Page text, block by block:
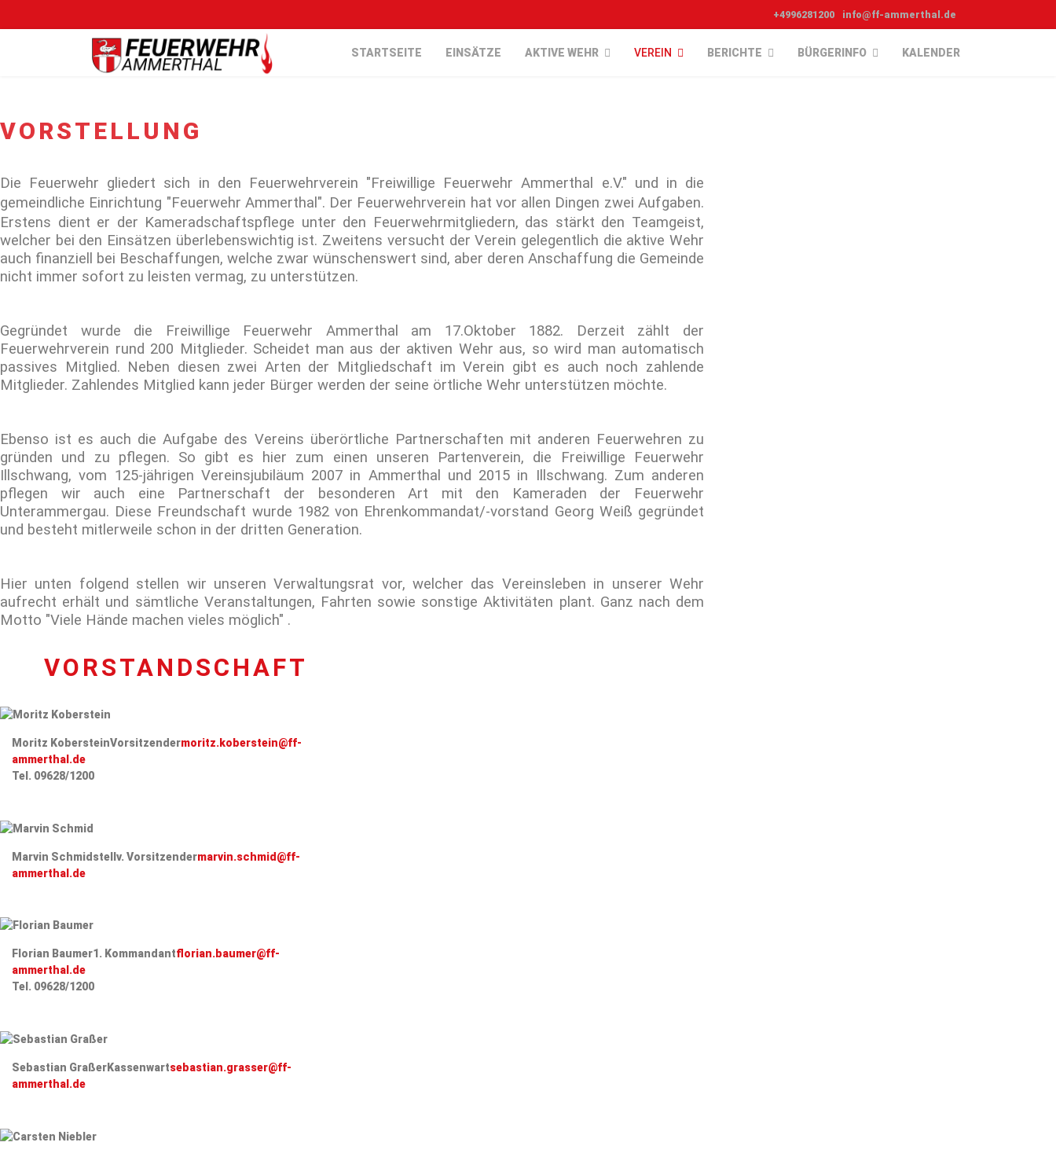
+4996281200 info@ff-ammerthal.de
STARTSEITE EINSÄTZE AKTIVE WEHR VEREIN BERICHTE BÜRGERINFO KALENDER
VORSTELLUNG
Die Feuerwehr gliedert sich in den Feuerwehrverein "Freiwillige Feuerwehr Ammerthal e.V." und in die
gemeindliche Einrichtung "Feuerwehr Ammerthal". Der Feuerwehrverein hat vor allen Dingen zwei Aufgaben.
Erstens dient er der Kameradschaftspflege unter den Feuerwehrmitgliedern, das stärkt den Teamgeist,
welcher bei den Einsätzen überlebenswichtig ist. Zweitens versucht der Verein gelegentlich die aktive Wehr
auch finanziell bei Beschaffungen, welche zwar wünschenswert sind, aber deren Anschaffung die Gemeinde
nicht immer sofort zu leisten vermag, zu unterstützen.
Gegründet wurde die Freiwillige Feuerwehr Ammerthal am 17.Oktober 1882. Derzeit zählt der
Feuerwehrverein rund 200 Mitglieder. Scheidet man aus der aktiven Wehr aus, so wird man automatisch
passives Mitglied. Neben diesen zwei Arten der Mitgliedschaft im Verein gibt es auch noch zahlende
Mitglieder. Zahlendes Mitglied kann jeder Bürger werden der seine örtliche Wehr unterstützen möchte.
Ebenso ist es auch die Aufgabe des Vereins überörtliche Partnerschaften mit anderen Feuerwehren zu
gründen und zu pflegen. So gibt es hier zum einen unseren Partenverein, die Freiwillige Feuerwehr
Illschwang, vom 125-jährigen Vereinsjubiläum 2007 in Ammerthal und 2015 in Illschwang. Zum anderen
pflegen wir auch eine Partnerschaft der besonderen Art mit den Kameraden der Feuerwehr
Unterammergau. Diese Freundschaft wurde 1982 von Ehrenkommandat/-vorstand Georg Weiß gegründet
und besteht mitlerweile schon in der dritten Generation.
Hier unten folgend stellen wir unseren Verwaltungsrat vor, welcher das Vereinsleben in unserer Wehr
aufrecht erhält und sämtliche Veranstaltungen, Fahrten sowie sonstige Aktivitäten plant. Ganz nach dem
Motto "Viele Hände machen vieles möglich" .
VORSTANDSCHAFT
Moritz KobersteinVorsitzendermoritz.koberstein@ff-
ammerthal.de
Tel. 09628/1200
Marvin Schmidstellv. Vorsitzendermarvin.schmid@ff-
ammerthal.de
Florian Baumer1. Kommandantflorian.baumer@ff-
ammerthal.de
Tel. 09628/1200
Sebastian GraßerKassenwartsebastian.grasser@ff-
ammerthal.de